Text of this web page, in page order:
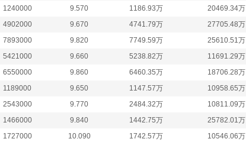
1240000 9.570 1186.93万 20469.34万
4902000 9.670 4741.79万 27705.48万
7893000 9.820 7749.59万 25610.51万
5421000 9.660 5238.82万 11691.29万
6550000 9.860 6460.35万 18706.28万
1189000 9.650 1147.57万 10958.65万
2543000 9.770 2484.32万 10811.09万
1466000 9.840 1442.75万 25782.01万
1727000 10.090 1742.57万 10546.06万